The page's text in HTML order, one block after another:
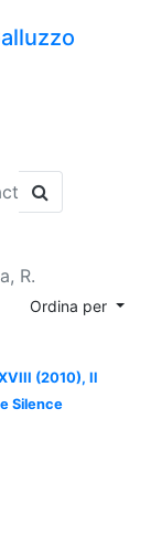
R.
Ordina per
(2010), Il
Silence